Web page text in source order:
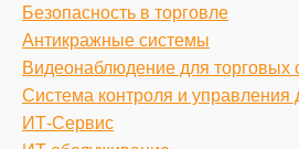
Безопасность в торговле
Антикражные системы
Видеонаблюдение для торговых
Система контроля и управления
ИТ-Сервис